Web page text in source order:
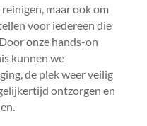
maar ook om
voor iedereen die
onze hands-on
kunnen we
de plek weer veilig
ontzorgen en